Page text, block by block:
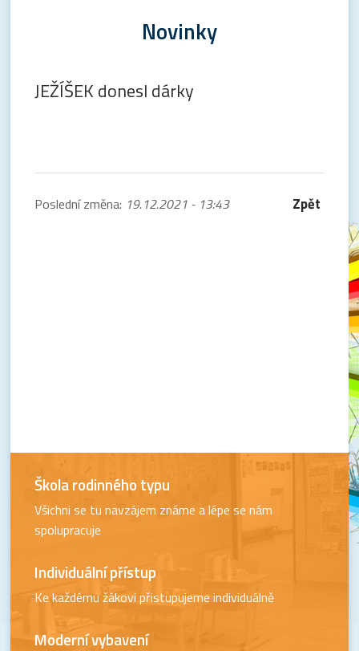
Novinky
JEŽÍŠEK donesl dárky
Poslední změna: 19.12.2021 - 13:43 Zpět
Škola rodinného typu
Všichni se tu navzájem známe a lépe se nám
spolupracuje
Individuální přístup
Ke každému žákovi přistupujeme individuálně
Moderní vybavení